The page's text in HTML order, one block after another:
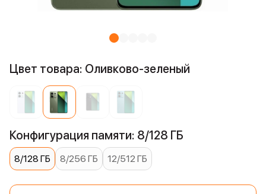
Цвет товара: Оливково-зеленый
Конфигурация памяти: 8/128 ГБ
8/128 ГБ 8/256 ГБ 12/512 ГБ